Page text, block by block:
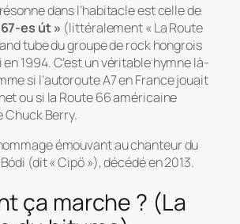
dans l’habitacle est celle de
es út » (littéralement « La Route
tube du groupe de rock hongrois
en 1994. C’est un véritable hymne là-
si l’autoroute A7 en France jouait
ou si la Route 66 américaine
Chuck Berry.
émouvant au chanteur du
(dit « Cipő »), décédé en 2013.
ça marche ? (La